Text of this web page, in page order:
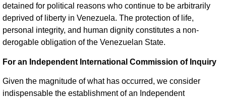
detained for political reasons who continue to be arbitrarily
deprived of liberty in Venezuela. The protection of life,
personal integrity, and human dignity constitutes a non-
derogable obligation of the Venezuelan State.
For an Independent International Commission of Inquiry
Given the magnitude of what has occurred, we consider
indispensable the establishment of an Independent